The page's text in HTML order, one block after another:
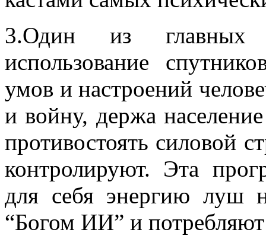
3.Один из главных
использование
умов и настроений
и войну, держа
противостоять силовой
контролируют. Эта
для себя энергию луш
“Богом ИИ” и